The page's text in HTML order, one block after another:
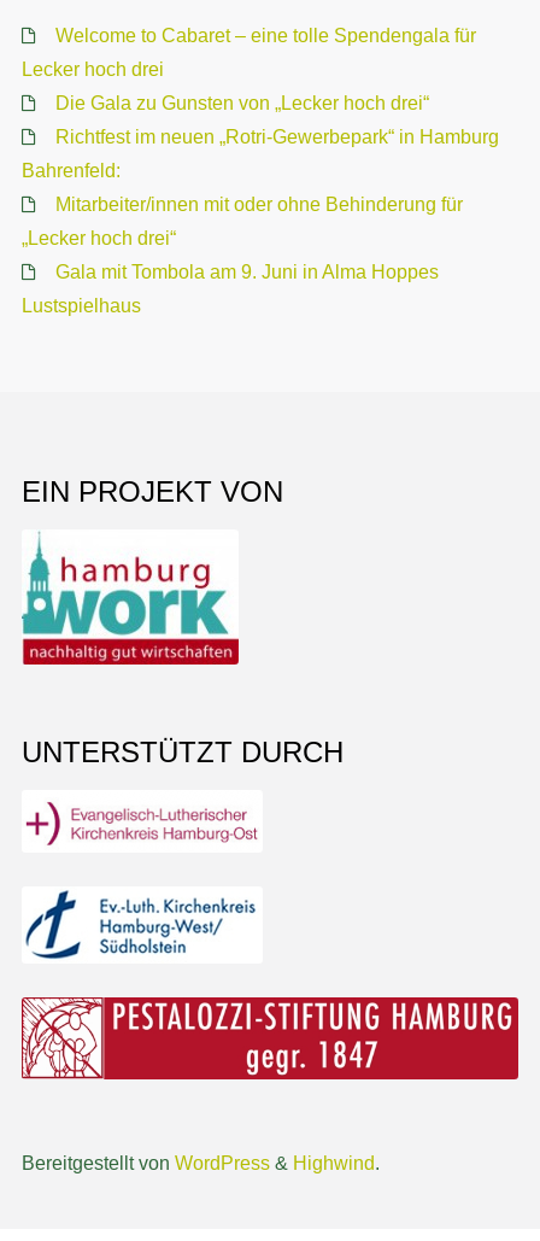
Welcome to Cabaret – eine tolle Spendengala für
Lecker hoch drei
Die Gala zu Gunsten von „Lecker hoch drei“
Richtfest im neuen „Rotri-Gewerbepark“ in Hamburg
Bahrenfeld:
Mitarbeiter/innen mit oder ohne Behinderung für
„Lecker hoch drei“
Gala mit Tombola am 9. Juni in Alma Hoppes
Lustspielhaus
EIN PROJEKT VON
UNTERSTÜTZT DURCH
Bereitgestellt von WordPress & Highwind.